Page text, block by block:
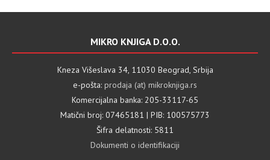
MIKRO KNJIGA D.O.O.
Kneza Višeslava 34, 11030 Beograd, Srbija
e-pošta: prodaja (at) mikroknjiga.rs
Komercijalna banka: 205-33117-65
Matični broj: 07465181 | PIB: 100575773
Šifra delatnosti: 5811
Dokumenti o identifikaciji